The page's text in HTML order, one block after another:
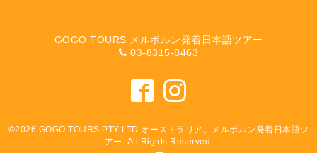
GOGO TOURS メルボルン発着日本語ツアー
03-8315-8463
©2026 GOGO TOURS PTY LTD オーストラリア、メルボルン発着日本語ツ
アー . All Rights Reserved.